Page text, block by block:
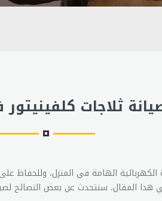
ثلاجات
الكهربائية الهامة في المنزل، وللحفاظ
هذا المقال، سنتحدث عن بعض النصائح